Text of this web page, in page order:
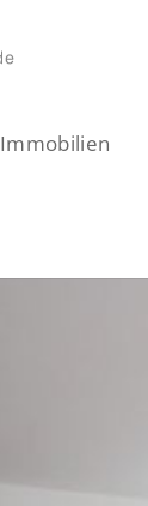
Immobilien